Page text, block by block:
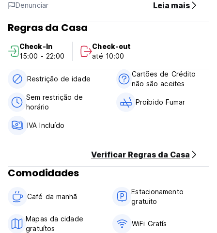
Somos tão apaixonados por oferecer a você a melhor
experiência possível de férias na neve e recebê-lo em
nossa incrível parte do mundo. No Freeride Lodge, você
deixaremos você com vontade de voltar para mais. (Auto-
translated from original language)
Denunciar Leia mais
Regras da Casa
Check-In
15:00 - 22:00
Check-out
até 10:00
Restrição de idade
Cartões de Crédito
não são aceites
Sem restrição de
horário
Proibido Fumar
IVA Incluído
Verificar Regras da Casa
Comodidades
Café da manhã
Estacionamento
gratuito
Mapas da cidade
gratuítos
WiFi Gratís